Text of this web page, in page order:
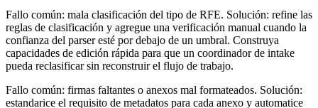
Fallo común: mala clasificación del tipo de RFE. Solución: refine las
reglas de clasificación y agregue una verificación manual cuando la
confianza del parser esté por debajo de un umbral. Construya
capacidades de edición rápida para que un coordinador de intake
pueda reclasificar sin reconstruir el flujo de trabajo.
Fallo común: firmas faltantes o anexos mal formateados. Solución:
estandarice el requisito de metadatos para cada anexo y automatice